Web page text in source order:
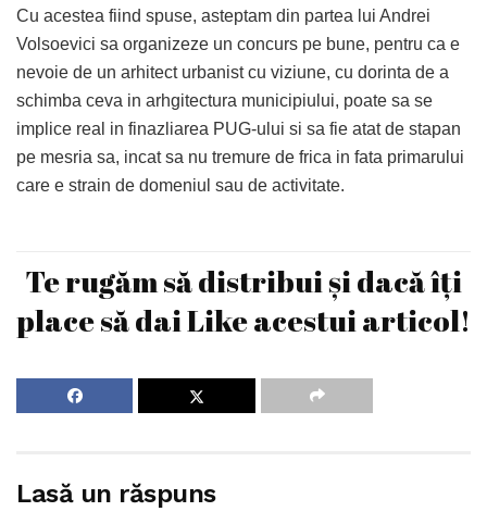
Cu acestea fiind spuse, asteptam din partea lui Andrei
Volsoevici sa organizeze un concurs pe bune, pentru ca e
nevoie de un arhitect urbanist cu viziune, cu dorinta de a
schimba ceva in arhgitectura municipiului, poate sa se
implice real in finazliarea PUG-ului si sa fie atat de stapan
pe mesria sa, incat sa nu tremure de frica in fata primarului
care e strain de domeniul sau de activitate.
Te rugăm să distribui și dacă îți
place să dai Like acestui articol!
Lasă un răspuns